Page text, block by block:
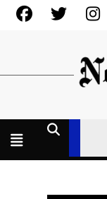
Skip
FacebookGorjeo